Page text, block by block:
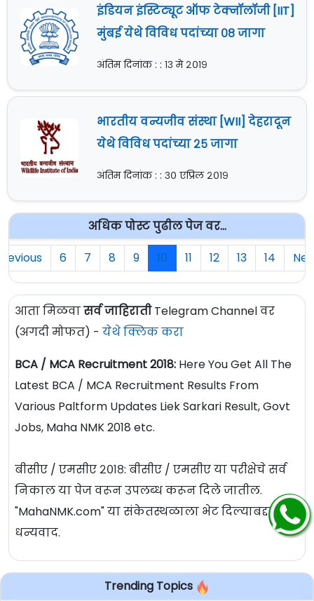
इंडियन इंस्टिट्यूट ऑफ टेक्नॉलॉजी [IIT]
मुंबई येथे विविध पदांच्या ०८ जागा
अंतिम दिनांक : : १३ मे २०१९
भारतीय वन्यजीव संस्था [WII] देहरादून
येथे विविध पदांच्या २५ जागा
अंतिम दिनांक : : ३० एप्रिल २०१९
अधिक पोस्ट पुढील पेज वर...
6 7 8 9 10 11 12 13 14
आता मिळवा सर्व जाहिराती Telegram Channel वर
(अगदी मोफत) - येथे क्लिक करा
BCA / MCA Recruitment 2018: Here You Get All The
Latest BCA / MCA Recruitment Results From
Various Paltform Updates Liek Sarkari Result, Govt
Jobs, Maha NMK 2018 etc.
बीसीए / एमसीए २०१८: बीसीए / एमसीए या परीक्षेचे सर्व
निकाल या पेज वरून उपलब्ध करून दिले जातील.
"MahaNMK.com" या संकेतस्थळाला भेट दिल्याबद्दल
धन्यवाद.
Trending Topics